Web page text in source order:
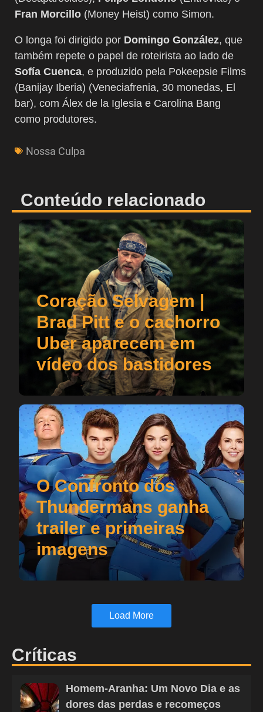
Fran Morcillo (Money Heist) como Simon.
O longa foi dirigido por Domingo González, que
também repete o papel de roteirista ao lado de
Sofía Cuenca, e produzido pela Pokeepsie Films
(Banijay Iberia) (Veneciafrenia, 30 monedas, El
bar), com Álex de la Iglesia e Carolina Bang
como produtores.
Nossa Culpa
Conteúdo relacionado
Coração Selvagem |
Brad Pitt e o cachorro
Uber aparecem em
vídeo dos bastidores
O Confronto dos
Thundermans ganha
trailer e primeiras
imagens
Load More
Críticas
Homem-Aranha: Um Novo Dia e as
dores das perdas e recomeços